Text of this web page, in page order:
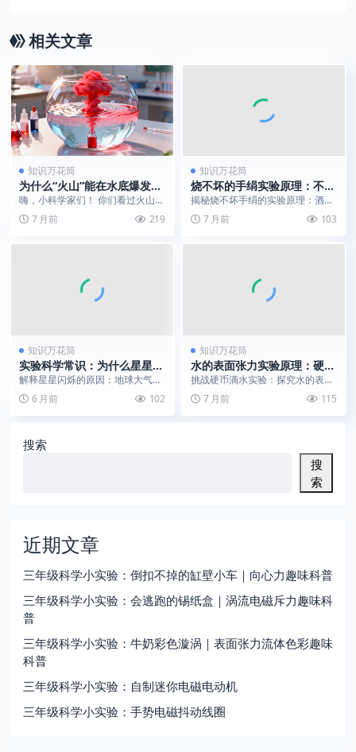
相关文章
知识万花筒
为什么“火山”能在水底爆发？
揭秘“熔岩”喷发的科学原理
嗨，小科学家们！ 你们看过火山喷
发的视频吗？红色的岩浆喷向天
空，特别壮观！今天，...
7 月前 219
知识万花筒
烧不坏的手绢实验原理：不是
魔术是科学
揭秘烧不坏手绢的实验原理：酒精
燃烧热量被水汽化吸收，保护手绢
低于燃点的实验科学。
7 月前 103
知识万花筒
实验科学常识：为什么星星会
眨眼睛？
解释星星闪烁的原因：地球大气层
的流动与不均匀性如何导致星光折
射路径变化，产生“眨...
6 月前 102
知识万花筒
水的表面张力实验原理：硬币
上能站多少滴水？
挑战硬币滴水实验：探究水的表面
张力如何形成“水膜”，承载远超想
象的水滴数量。
7 月前 115
搜索
搜
索
近期文章
三年级科学小实验：倒扣不掉的缸壁小车｜向心力趣味科普
三年级科学小实验：会逃跑的锡纸盒｜涡流电磁斥力趣味科
普
三年级科学小实验：牛奶彩色漩涡｜表面张力流体色彩趣味
科普
三年级科学小实验：自制迷你电磁电动机
三年级科学小实验：手势电磁抖动线圈